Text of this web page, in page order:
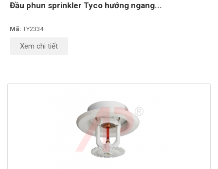
Đầu phun sprinkler Tyco hướng ngang...
Mã: TY2334
Xem chi tiết